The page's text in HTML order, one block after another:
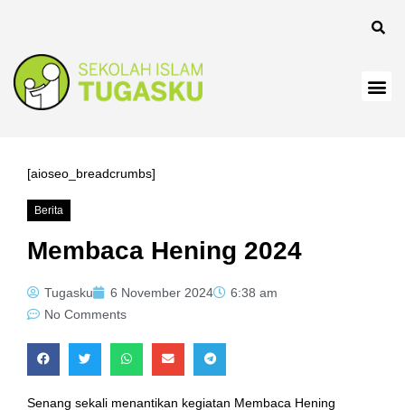
[aioseo_breadcrumbs]
Berita
Membaca Hening 2024
Tugasku 6 November 2024
6:38 am
No Comments
Senang sekali menantikan kegiatan Membaca Hening